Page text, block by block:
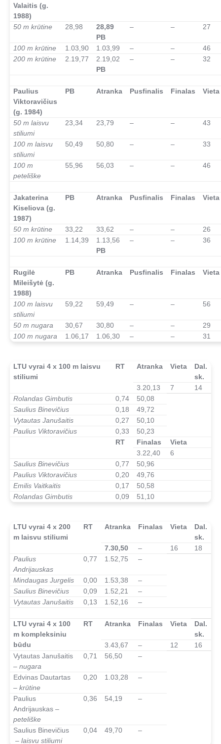
Valaitis (g.
1988)
50 m krūtine 28,98
28,89
PB
– – 27
100 m krūtine 1.03,90 1.03,99 – –
46
200 m krūtine
2.19,77
2.19,02
PB
– – 32
Paulius
Viktoravičius
(g. 1984)
PB Atranka Pusfinalis Finalas Vieta
50 m laisvu
stiliumi
23,34 23,79 – – 43
100 m laisvu
stiliumi
50,49 50,80 – – 33
100 m
peteliške
55,96 56,03 – – 46
Jakaterina
Kiseliova (g.
1987)
PB Atranka Pusfinalis Finalas Vieta
50 m krūtine 33,22 33,62 – –
26
100 m krūtine
1.14,39
1.13,56
PB
– – 36
Rugilė
Mileišytė (g.
1988)
PB Atranka Pusfinalis Finalas Vieta
100 m laisvu
stiliumi
59,22 59,49 – – 56
50 m nugara 30,67 30,80 – –
29
100 m nugara
1.06,17 1.06,30 – – 31
LTU vyrai 4 x 100 m laisvu
stiliumi
RT Atranka Vieta
Dal.
sk.
3.20,13
7
14
Rolandas Gimbutis
0,74
50,08
Saulius Binevičius
0,18
49,72
Vytautas Janušaitis
0,27
50,10
Paulius Viktoravičius
0,33 50,23
RT Finalas
Vieta
3.22,40
6
Saulius Binevičius
0,77
50,96
Paulius Viktoravičius
0,20
49,76
Emilis Vaitkaitis
0,17
50,58
Rolandas Gimbutis
0,09 51,10
LTU vyrai 4 x 200
m laisvu stiliumi
RT Atranka Finalas Vieta
Dal.
sk.
7.30,50
– 16
18
Paulius
Andrijauskas
0,77 1.52,75 –
Mindaugas Jurgelis 0,00 1.53,38
–
Saulius Binevičius
0,09 1.52,21
–
Vytautas Janušaitis
0,13 1.52,16
–
LTU vyrai 4 x 100
m kompleksiniu
būdu
RT Atranka Finalas Vieta
Dal.
sk.
3.43,67
– 12
16
Vytautas Janušaitis
– nugara
0,71 56,50 –
Edvinas Dautartas
– krūtine
0,20 1.03,28 –
Paulius
Andrijauskas –
peteliške
0,36 54,19 –
Saulius Binevičius
– laisvu stiliumi
0,04 49,70 –